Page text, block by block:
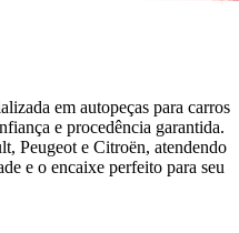
em autopeças para carros
e procedência garantida.
Peugeot e Citroën, atendendo
e o encaixe perfeito para seu